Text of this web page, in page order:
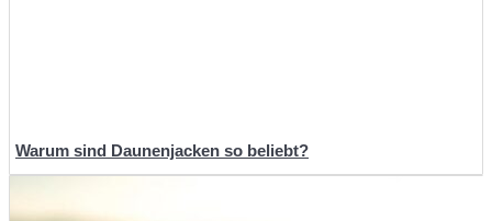
Warum sind Daunenjacken so beliebt?